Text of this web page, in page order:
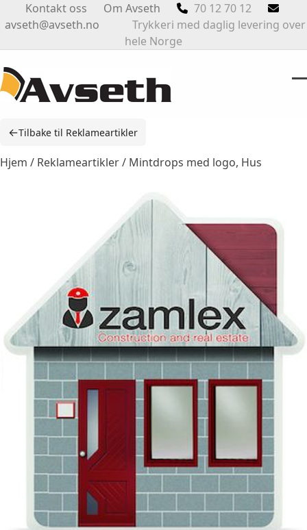
to
Kontakt oss Om Avseth
70 12 70 12
avseth@avseth.no Trykkeri med daglig levering over
hele Norge
←Tilbake til Reklameartikler
Hjem / Reklameartikler/ Mintdrops med logo, Hus